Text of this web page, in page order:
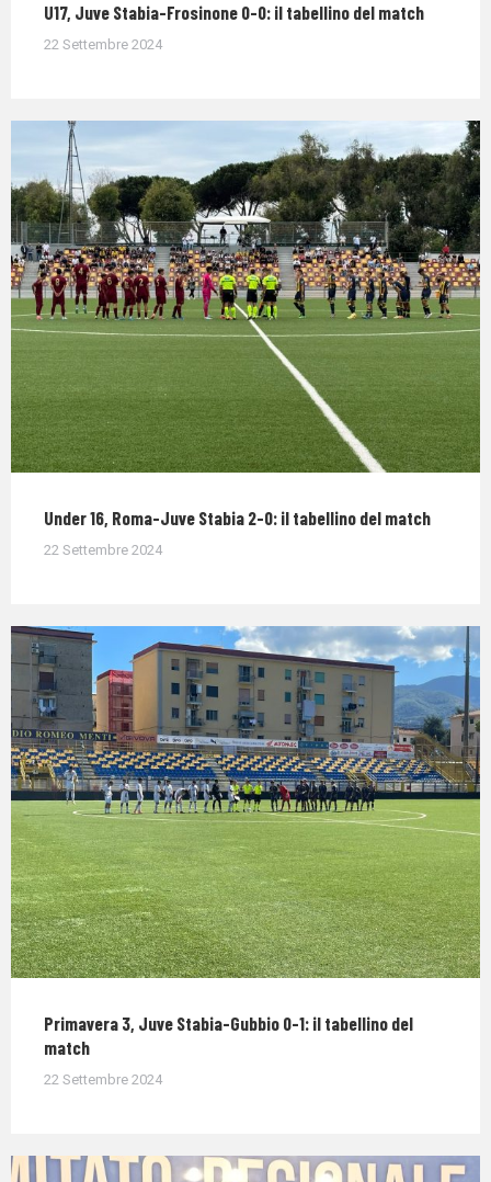
U17, Juve Stabia-Frosinone 0-0: il tabellino del match
22 Settembre 2024
Under 16, Roma-Juve Stabia 2-0: il tabellino del match
22 Settembre 2024
Primavera 3, Juve Stabia-Gubbio 0-1: il tabellino del
match
22 Settembre 2024